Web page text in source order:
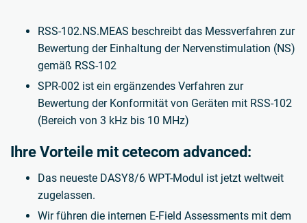
RSS-102.NS.MEAS beschreibt das Messverfahren zur
Bewertung der Einhaltung der Nervenstimulation (NS)
gemäß RSS-102
SPR-002 ist ein ergänzendes Verfahren zur
Bewertung der Konformität von Geräten mit RSS-102
(Bereich von 3 kHz bis 10 MHz)
Ihre Vorteile mit cetecom advanced:
Das neueste DASY8/6 WPT-Modul ist jetzt weltweit
zugelassen.
Wir führen die internen E-Field Assessments mit dem